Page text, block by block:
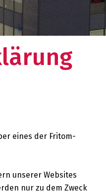
eines der Fritom-
unserer Websites
nur zu dem Zweck